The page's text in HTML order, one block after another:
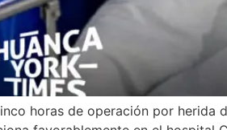
horas de operación por herida